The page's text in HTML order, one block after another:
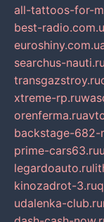
all-tattoos-for-
best-
searchus-nauti.ru
transgazstroy.ru
xtreme-rp.ru
orenferma.ru
backstage-682-
prime-cars63.ru
legardoauto.ru
kinozadrot-3.ru
udalenka-club.ru